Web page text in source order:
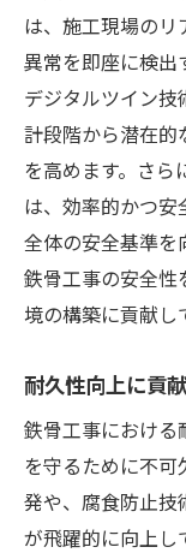
は、施工現場のリ
異常を即座に検出
デジタルツイン
計段階から潜在的
を高めます。さ
は、効率的かつ
全体の安全基準を
鉄骨工事の安全性
境の構築に貢献し
耐久性向上に貢
鉄骨工事における
を守るために不
発や、腐食防止技
が飛躍的に向上し